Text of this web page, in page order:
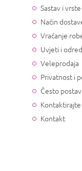
Sastav i
Način
Vraćanje
Uvjeti i
Veleprodaja
Privatnost i
Često
Kontaktirajte
Kontakt